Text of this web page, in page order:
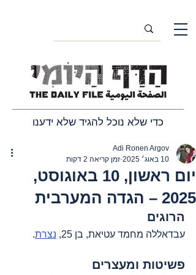
כדי שלא נוכל להגיד שלא ידענו
יום ראשון, 10 באוגוסט,
2025 – הגדה המערבית
Adi Ronen Argov
10 באוג׳ 2025
זמן קריאה 2 דקות
הרוגים
עבדאללה מחמד עטיאת, בן 25, נצרת.
פשיטות ומעצרים